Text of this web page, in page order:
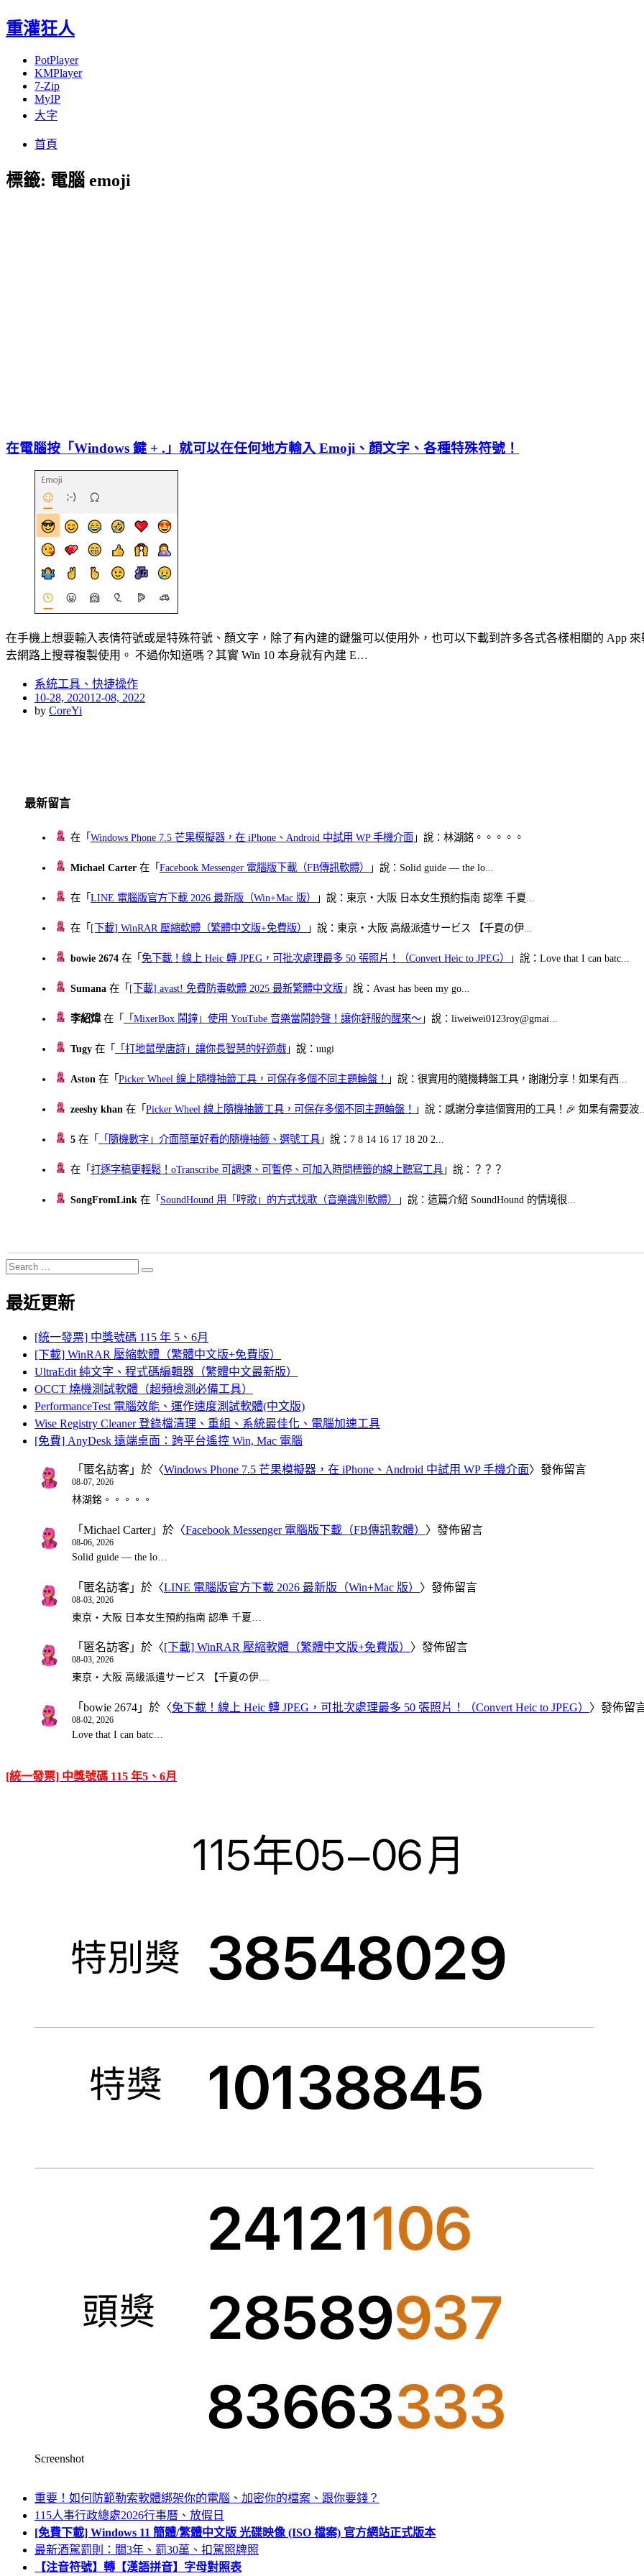
重灌狂人
PotPlayer
KMPlayer
7-Zip
MyIP
大字
首頁
標籤: 電腦 emoji
在電腦按「Windows 鍵 + .」就可以在任何地方輸入 Emoji、顏文字、各種特殊符號！
在手機上想要輸入表情符號或是特殊符號、顏文字，除了有內建的鍵盤可以使用外，也可以下載到許多各式各樣相關的 App
去網路上搜尋複製使用。 不過你知道嗎？其實 Win 10 本身就有內建 E…
系統工具、快捷操作
Posted
on
10-28, 202012-08, 2022
by CoreYi
最新留言
在「Windows Phone 7.5 芒果模擬器，在 iPhone、Android 中試用 WP 手機介面 」說：林湖銘。。。。。
Michael Carter 在「Facebook Messenger 電腦版下載（FB傳訊軟體） 」說：Solid guide — the lo...
在「LINE 電腦版官方下載 2026 最新版（Win+Mac 版） 」說：東京・大阪 日本女生預約指南 認準 千夏...
在「 [下載] WinRAR 壓縮軟體（繁體中文版+免費版） 」說：東京・大阪 高級派遣サービス 【千夏の伊...
bowie 2674 在「免下載！線上 Heic 轉 JPEG，可批次處理最多 50 張照片！（Convert Heic to JPEG） 」說：Love that I can batc...
Sumana 在「 [下載] avast! 免費防毒軟體 2025 最新繁體中文版 」說：Avast has been my go...
李紹煒在「 「MixerBox 鬧鐘」使用 YouTube 音樂當鬧鈴聲！讓你舒服的醒來～ 」說：liweiwei0123roy@gmai...
Tugy 在「 「打地鼠學唐詩」讓你長智慧的好遊戲 」說：uugi
Aston 在「Picker Wheel 線上隨機抽籤工具，可保存多個不同主題輪盤！ 」說：很實用的隨機轉盤工具，謝謝分享！如果有西...
zeeshy khan 在「Picker Wheel 線上隨機抽籤工具，可保存多個不同主題輪盤！ 」說：感謝分享這個實用的工具！🎉 如果有需要波
5 在「 「隨機數字」介面簡單好看的隨機抽籤、選號工具 」說：7 8 14 16 17 18 20 2...
在「打逐字稿更輕鬆！oTranscribe 可調速、可暫停、可加入時間標籤的線上聽寫工具 」說：？？？
SongFromLink 在「 SoundHound 用「哼歌」的方式找歌（音樂識別軟體） 」說：這篇介紹 SoundHound 的情境很...
Search
for:
Search
最近更新
[統一發票] 中獎號碼 115 年 5、6月
[下載] WinRAR 壓縮軟體（繁體中文版+免費版）
UltraEdit 純文字、程式碼編輯器（繁體中文最新版）
OCCT 燒機測試軟體（超頻檢測必備工具）
PerformanceTest 電腦效能、運作速度測試軟體(中文版)
Wise Registry Cleaner 登錄檔清理、重組、系統最佳化、電腦加速工具
[免費] AnyDesk 遠端桌面：跨平台遙控 Win, Mac 電腦
「 匿名訪客 」於〈Windows Phone 7.5 芒果模擬器，在 iPhone、Android 中試用 WP 手機介面〉發佈留言
08-07, 2026
林湖銘。。。。。
「 Michael Carter」於〈Facebook Messenger 電腦版下載（FB傳訊軟體） 〉發佈留言
08-06, 2026
Solid guide — the lo…
「 匿名訪客 」於〈LINE 電腦版官方下載 2026 最新版（Win+Mac 版） 〉發佈留言
08-03, 2026
東京・大阪 日本女生預約指南 認準 千夏…
「 匿名訪客 」於〈[下載] WinRAR 壓縮軟體（繁體中文版+免費版） 〉發佈留言
08-03, 2026
東京・大阪 高級派遣サービス 【千夏の伊…
「 bowie 2674 」於〈免下載！線上 Heic 轉 JPEG，可批次處理最多 50 張照片！（Convert Heic to JPEG） 〉發佈留
08-02, 2026
Love that I can batc…
[統一發票] 中獎號碼 115 年5、6月
Screenshot
重要！如何防範勒索軟體綁架你的電腦、加密你的檔案、跟你要錢？
115人事行政總處2026行事曆、放假日
[免費下載] Windows 11 簡體/繁體中文版 光碟映像 (ISO 檔案) 官方網站正式版本
最新酒駕罰則：關3年、罰30萬、扣駕照牌照
【注音符號】轉【漢語拼音】字母對照表